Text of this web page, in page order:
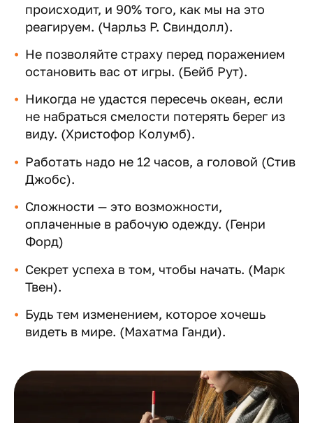
происходит, и 90% того, как мы на это
реагируем. (Чарльз Р. Свиндолл).
Не позволяйте страху перед поражением
остановить вас от игры. (Бейб Рут).
Никогда не удастся пересечь океан, если
не набраться смелости потерять берег из
виду. (Христофор Колумб).
Работать надо не 12 часов, а головой (Стив
Джобс).
Сложности — это возможности,
оплаченные в рабочую одежду. (Генри
Форд)
Секрет успеха в том, чтобы начать. (Марк
Твен).
Будь тем изменением, которое хочешь
видеть в мире. (Махатма Ганди).